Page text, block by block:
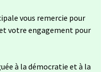
onglet)
vous remercie pour
votre engagement pour
à la démocratie et à la